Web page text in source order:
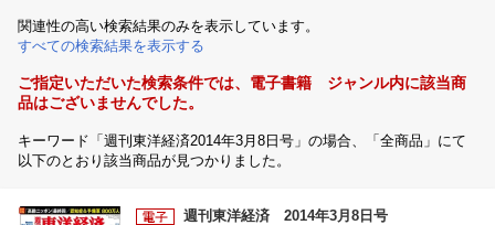
関連性の高い検索結果のみを表示しています。
すべての検索結果を表示する
ご指定いただいた検索条件では、電子書籍 ジャンル内に該当商
品はございませんでした。
キーワード「週刊東洋経済2014年3月8日号」の場合、「全商品」にて
以下のとおり該当商品が見つかりました。
週刊東洋経済 2014年3月8日号